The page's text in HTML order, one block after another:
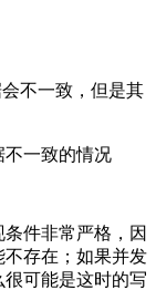
不一致，但是其
不一致的情况
件非常严格，因
存在；如果并发
可能是这时的写